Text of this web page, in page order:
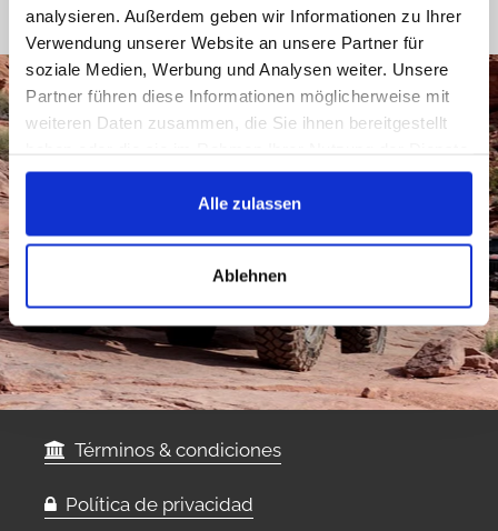
analysieren. Außerdem geben wir Informationen zu Ihrer
Verwendung unserer Website an unsere Partner für
soziale Medien, Werbung und Analysen weiter. Unsere
Partner führen diese Informationen möglicherweise mit
weiteren Daten zusammen, die Sie ihnen bereitgestellt
gesammelt haben.
Alle zulassen
Ablehnen
Términos & condiciones
Política de privacidad